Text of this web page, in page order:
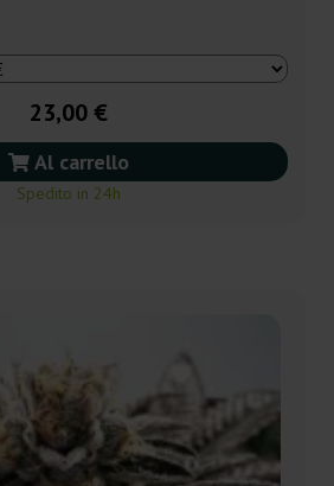
23,00 €
Al carrello
Spedito in 24h